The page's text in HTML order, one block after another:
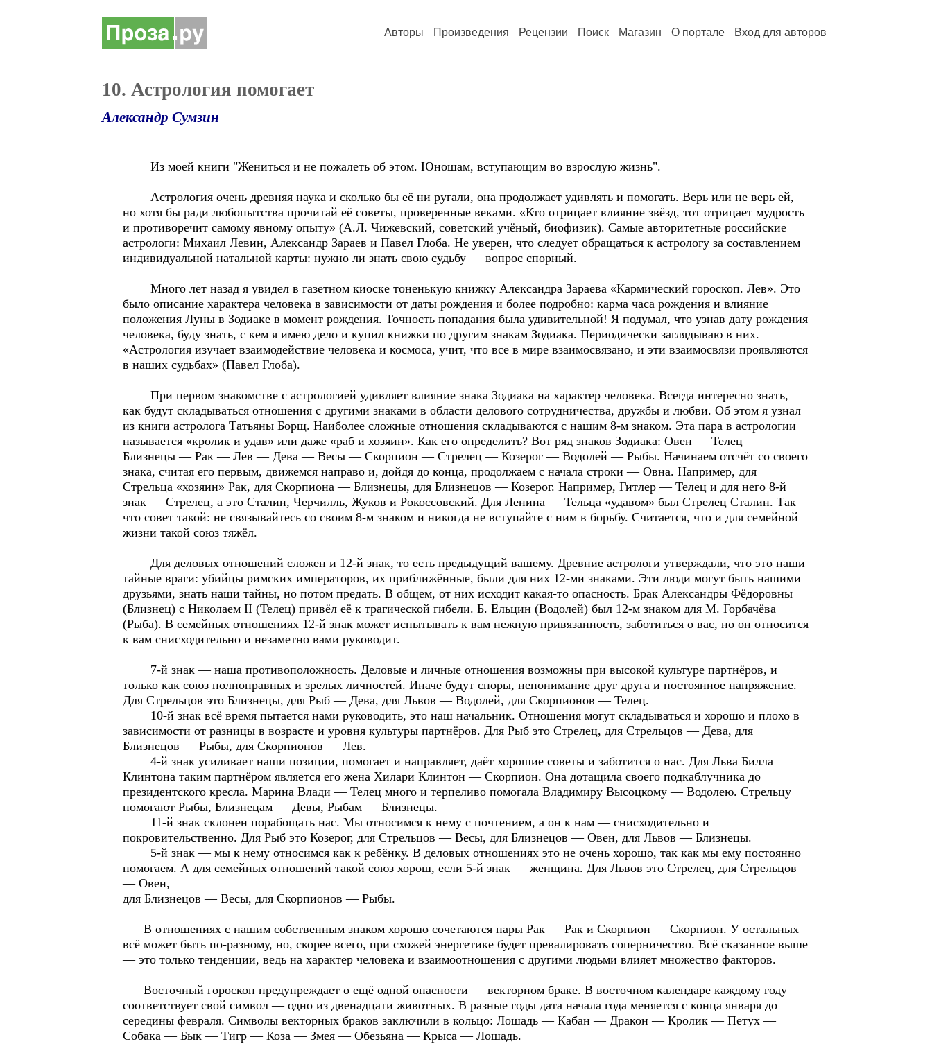
Авторы Произведения Рецензии Поиск Магазин О портале Вход для авторов
10. Астрология помогает
Александр Сумзин
Из моей книги "Жениться и не пожалеть об этом. Юношам, вступающим во взрослую жизнь".
Астрология очень древняя наука и сколько бы её ни ругали, она продолжает удивлять и помогать. Верь или не верь ей,
но хотя бы ради любопытства прочитай её советы, проверенные веками. «Кто отрицает влияние звёзд, тот отрицает мудрость
и противоречит самому явному опыту» (А.Л. Чижевский, советский учёный, биофизик). Самые авторитетные российские
астрологи: Михаил Левин, Александр Зараев и Павел Глоба. Не уверен, что следует обращаться к астрологу за составлением
индивидуальной натальной карты: нужно ли знать свою судьбу — вопрос спорный.
Много лет назад я увидел в газетном киоске тоненькую книжку Александра Зараева «Кармический гороскоп. Лев». Это
было описание характера человека в зависимости от даты рождения и более подробно: карма часа рождения и влияние
положения Луны в Зодиаке в момент рождения. Точность попадания была удивительной! Я подумал, что узнав дату рождения
человека, буду знать, с кем я имею дело и купил книжки по другим знакам Зодиака. Периодически заглядываю в них.
«Астрология изучает взаимодействие человека и космоса, учит, что все в мире взаимосвязано, и эти взаимосвязи проявляются
в наших судьбах» (Павел Глоба).
При первом знакомстве с астрологией удивляет влияние знака Зодиака на характер человека. Всегда интересно знать,
как будут складываться отношения с другими знаками в области делового сотрудничества, дружбы и любви. Об этом я узнал
из книги астролога Татьяны Борщ. Наиболее сложные отношения складываются с нашим 8-м знаком. Эта пара в астрологии
называется «кролик и удав» или даже «раб и хозяин». Как его определить? Вот ряд знаков Зодиака: Овен — Телец —
Близнецы — Рак — Лев — Дева — Весы — Скорпион — Стрелец — Козерог — Водолей — Рыбы. Начинаем отсчёт со своего
знака, считая его первым, движемся направо и, дойдя до конца, продолжаем с начала строки — Овна. Например, для
Стрельца «хозяин» Рак, для Скорпиона — Близнецы, для Близнецов — Козерог. Например, Гитлер — Телец и для него 8-й
знак — Стрелец, а это Сталин, Черчилль, Жуков и Рокоссовский. Для Ленина — Тельца «удавом» был Стрелец Сталин. Так
что совет такой: не связывайтесь со своим 8-м знаком и никогда не вступайте с ним в борьбу. Считается, что и для семейной
жизни такой союз тяжёл.
Для деловых отношений сложен и 12-й знак, то есть предыдущий вашему. Древние астрологи утверждали, что это наши
тайные враги: убийцы римских императоров, их приближённые, были для них 12-ми знаками. Эти люди могут быть нашими
друзьями, знать наши тайны, но потом предать. В общем, от них исходит какая-то опасность. Брак Александры Фёдоровны
(Близнец) с Николаем II (Телец) привёл её к трагической гибели. Б. Ельцин (Водолей) был 12-м знаком для М. Горбачёва
(Рыба). В семейных отношениях 12-й знак может испытывать к вам нежную привязанность, заботиться о вас, но он относится
к вам снисходительно и незаметно вами руководит.
7-й знак — наша противоположность. Деловые и личные отношения возможны при высокой культуре партнёров, и
только как союз полноправных и зрелых личностей. Иначе будут споры, непонимание друг друга и постоянное напряжение.
Для Стрельцов это Близнецы, для Рыб — Дева, для Львов — Водолей, для Скорпионов — Телец.
10-й знак всё время пытается нами руководить, это наш начальник. Отношения могут складываться и хорошо и плохо в
зависимости от разницы в возрасте и уровня культуры партнёров. Для Рыб это Стрелец, для Стрельцов — Дева, для
Близнецов — Рыбы, для Скорпионов — Лев.
4-й знак усиливает наши позиции, помогает и направляет, даёт хорошие советы и заботится о нас. Для Льва Билла
Клинтона таким партнёром является его жена Хилари Клинтон — Скорпион. Она дотащила своего подкаблучника до
президентского кресла. Марина Влади — Телец много и терпеливо помогала Владимиру Высоцкому — Водолею. Стрельцу
помогают Рыбы, Близнецам — Девы, Рыбам — Близнецы.
11-й знак склонен порабощать нас. Мы относимся к нему с почтением, а он к нам — снисходительно и
покровительственно. Для Рыб это Козерог, для Стрельцов — Весы, для Близнецов — Овен, для Львов — Близнецы.
5-й знак — мы к нему относимся как к ребёнку. В деловых отношениях это не очень хорошо, так как мы ему постоянно
помогаем. А для семейных отношений такой союз хорош, если 5-й знак — женщина. Для Львов это Стрелец, для Стрельцов
— Овен,
для Близнецов — Весы, для Скорпионов — Рыбы.
В отношениях с нашим собственным знаком хорошо сочетаются пары Рак — Рак и Скорпион — Скорпион. У остальных
всё может быть по-разному, но, скорее всего, при схожей энергетике будет превалировать соперничество. Всё сказанное выше
— это только тенденции, ведь на характер человека и взаимоотношения с другими людьми влияет множество факторов.
Восточный гороскоп предупреждает о ещё одной опасности — векторном браке. В восточном календаре каждому году
соответствует свой символ — одно из двенадцати животных. В разные годы дата начала года меняется с конца января до
середины февраля. Символы векторных браков заключили в кольцо: Лошадь — Кабан — Дракон — Кролик — Петух —
Собака — Бык — Тигр — Коза — Змея — Обезьяна — Крыса — Лошадь.